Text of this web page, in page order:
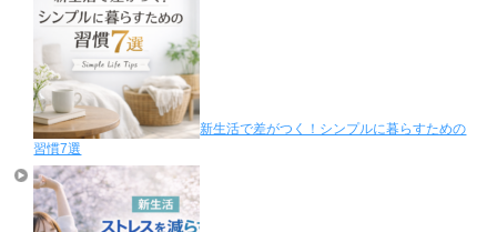
新生活で差がつく！シンプルに暮らすための
習慣7選